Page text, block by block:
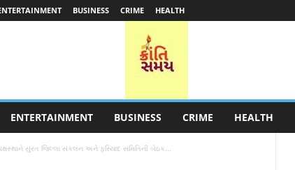
BUSINESS CRIME HEALTH
ENTERTAINMENT BUSINESS CRIME HEALTH
સુરત જિલ્લા સંકલન અને ફરિયાદ સમિતિની બેઠક...